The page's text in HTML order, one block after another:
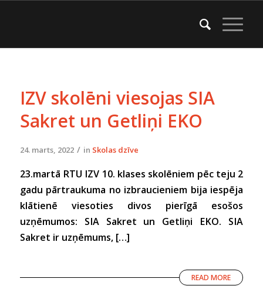
IZV skolēni viesojas SIA
Sakret un Getliņi EKO
24. marts, 2022 / in Skolas dzīve
23.martā RTU IZV 10. klases skolēniem pēc teju 2
gadu pārtraukuma no izbraucieniem bija iespēja
klātienē viesoties divos pierīgā esošos
uzņēmumos: SIA Sakret un Getliņi EKO. SIA
Sakret ir uzņēmums, […]
READ MORE